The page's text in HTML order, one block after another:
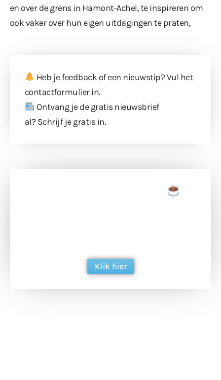
en over de grens in Hamont-Achel, te inspireren om
ook vaker over hun eigen uitdagingen te praten,
Heb je feedback of een nieuwstip? Vul het
contactformulierin.
Ontvang je de gratis nieuwsbrief
al? Schrijf je gratis in.
Klik hier